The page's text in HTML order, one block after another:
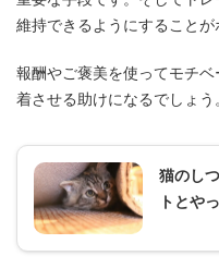
維持できるようにすることが
報酬やご褒美を使ってモチ
着させる助けになるでしょう
猫のし
トとや